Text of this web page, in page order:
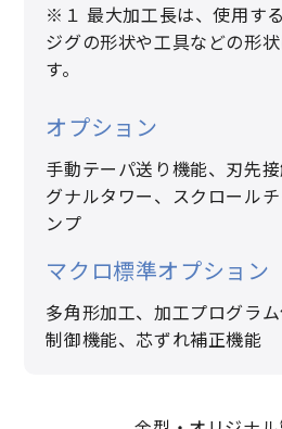
※１ 最大加工長は、使用す
ジグの形状や工具などの形
す。
オプション
手動テーパ送り機能、刃先
グナルタワー、スクロール
ンプ
マクロ標準オプション
多角形加工、加工プログラ
制御機能、芯ずれ補正機能